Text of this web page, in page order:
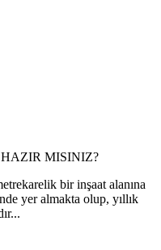
MISINIZ?
bir inşaat alanına
yer almakta olup, yıllık